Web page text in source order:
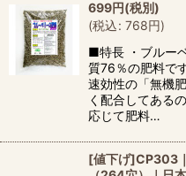
699円(税別)
(税込: 768円)
■特長 ・ブルー
質76％の肥料で
速効性の「無機
く配合してある
応じて肥料…
[値下げ]CP303